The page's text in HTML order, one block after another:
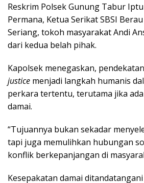
Reskrim Polsek Gunung Tabur
Permana, Ketua Serikat SBSI
Seriang, tokoh masyarakat Andi
dari kedua belah pihak.
Kapolsek menegaskan, pendekatan
justice menjadi langkah humanis
perkara tertentu, terutama jika
damai.
“Tujuannya bukan sekadar
tapi juga memulihkan hubungan
konflik berkepanjangan di
Kesepakatan damai